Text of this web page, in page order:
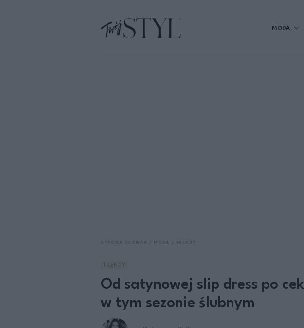
MODA
Od satynowej slip dress po
w tym sezonie ślubnym